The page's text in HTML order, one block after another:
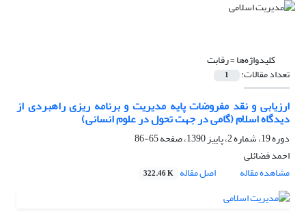
کلیدواژه‌ها =رقابت
تعداد مقالات: 1
ارزیابی و نقد مفروضات پایه مدیریت و برنامه ریزی راهبردی از
دیدگاه اسلام (گامی در جهت تحول در علوم انسانی)
دوره 19، شماره 2، پاییز 1390، صفحه
65-86
احمد فضائلی
مشاهده مقاله
اصل مقاله 322.46 K